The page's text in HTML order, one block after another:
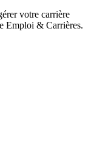
votre carrière
Emploi & Carrières.